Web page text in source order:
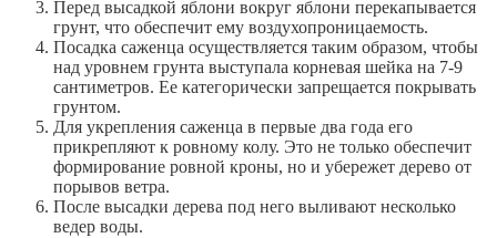
Перед высадкой яблони вокруг яблони перекапывается
грунт, что обеспечит ему воздухопроницаемость.
Посадка саженца осуществляется таким образом, чтобы
над уровнем грунта выступала корневая шейка на 7-9
сантиметров. Ее категорически запрещается покрывать
грунтом.
Для укрепления саженца в первые два года его
прикрепляют к ровному колу. Это не только обеспечит
формирование ровной кроны, но и убережет дерево от
порывов ветра.
После высадки дерева под него выливают несколько
ведер воды.